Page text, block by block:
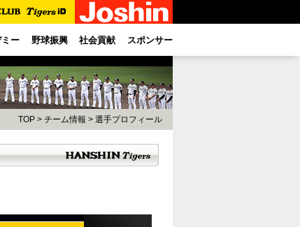
ー 野球振興 社会貢献 スポンサー
TOP > チーム情報 > 選手プロフィール